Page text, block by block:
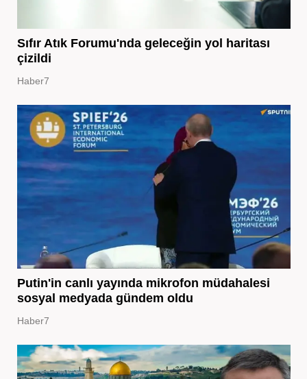
Sıfır Atık Forumu'nda geleceğin yol haritası
çizildi
Haber7
Putin'in canlı yayında mikrofon müdahalesi
sosyal medyada gündem oldu
Haber7